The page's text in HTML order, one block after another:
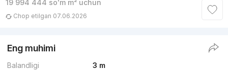
19 994 444 soʻmm² uchun
Chop etilgan 07.06.2026
Eng muhimi
Balandligi
3 m